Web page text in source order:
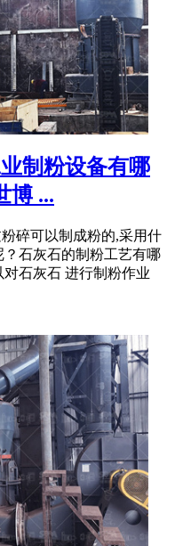
制粉设备有哪
博 ...
碎可以制成粉的,采用什
石灰石的制粉工艺有哪
石灰石 进行制粉作业